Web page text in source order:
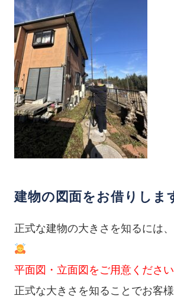
建物の図面をお借りしま
正式な建物の大きさを知るには
平面図・立面図をご用意ください
正式な大きさを知ることでお客